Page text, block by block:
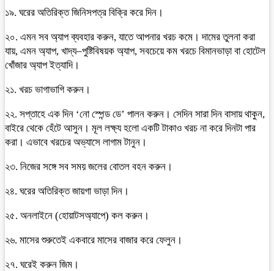
১৯. ঘরের অতিরিক্ত জিনিসপত্র বিক্রি করে দিন।
২০. এমন সব অ্যাপ ব্যবহার করুন, যাতে আপনার খরচ কমে। দামের তুলনা করা
যায়, এমন অ্যাপ, খাদ্য–পুষ্টিবিষয়ক অ্যাপ, সবচেয়ে কম খরচে বিমানভাড়া বা হোটেল
খোঁজার অ্যাপ ইত্যাদি।
২১. খরচ ভাগাভাগি করুন।
২২. সপ্তাহে এক দিন ‘নো স্পেন্ড ডে’ পালন করুন। সেদিন সারা দিন বাসায় থাকুন,
বাইরে থেকে হেঁটে আসুন। মূল লক্ষ্য হলো একটি টাকাও খরচ না করে দিনটা পার
করা। এভাবে খরচের অভ্যাসে লাগাম টানুন।
২৩. নিজের সঙ্গে সব সময় জলের বোতল বহন করুন।
২৪. ঘরের অতিরিক্ত জায়গা ভাড়া দিন।
২৫. অনলাইনে (হোয়াটসঅ্যাপে) কল করুন।
২৬. মাসের শুরুতেই একবারে মাসের বাজার করে ফেলুন।
২৭. ঘরেই করুন জিম।